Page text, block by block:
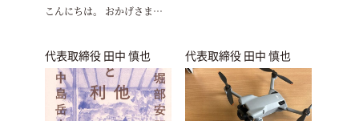
こんにちは。 おかげさま…
代表取締役 田中 慎也 代表取締役 田中 慎也